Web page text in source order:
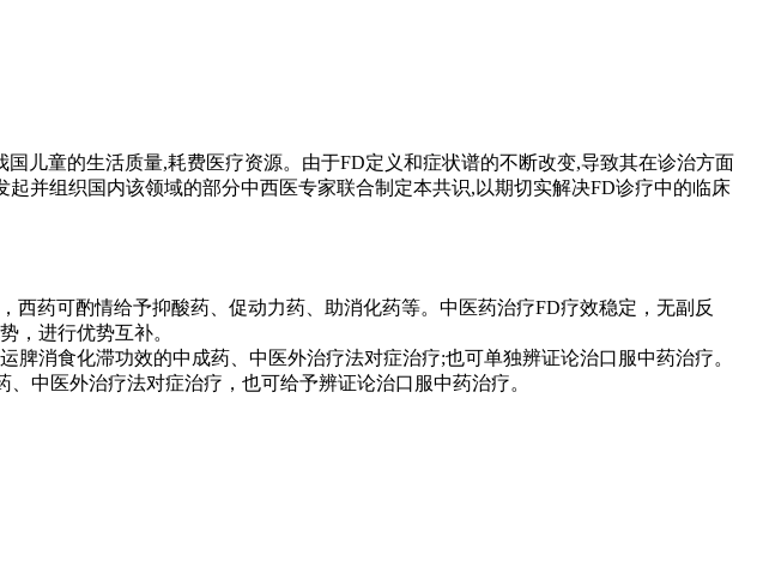
儿童的生活质量,耗费医疗资源。由于FD定义和症状谱的不断改变,导致其在诊治方面
并组织国内该领域的部分中西医专家联合制定本共识,以期切实解决FD诊疗中的临床
西药可酌情给予抑酸药、促动力药、助消化药等。中医药治疗FD疗效稳定，无副反
，进行优势互补。
脾消食化滞功效的中成药、中医外治疗法对症治疗;也可单独辨证论治口服中药治疗。
中医外治疗法对症治疗，也可给予辨证论治口服中药治疗。